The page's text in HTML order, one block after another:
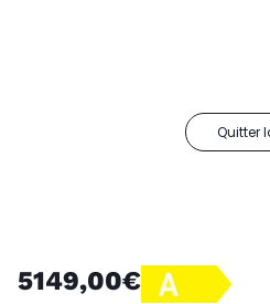
Quitter
5149,00€